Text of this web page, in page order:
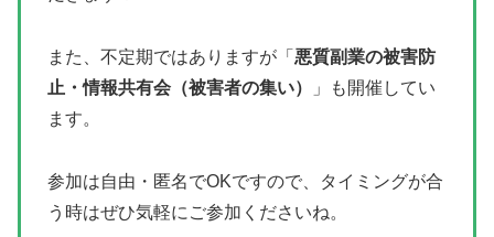
また、不定期ではありますが「 悪質副業の被害防
止・情報共有会（被害者の集い）
」も開催してい
ます。
参加は自由・匿名でOKですので、タイミングが合
う時はぜひ気軽にご参加くださいね。